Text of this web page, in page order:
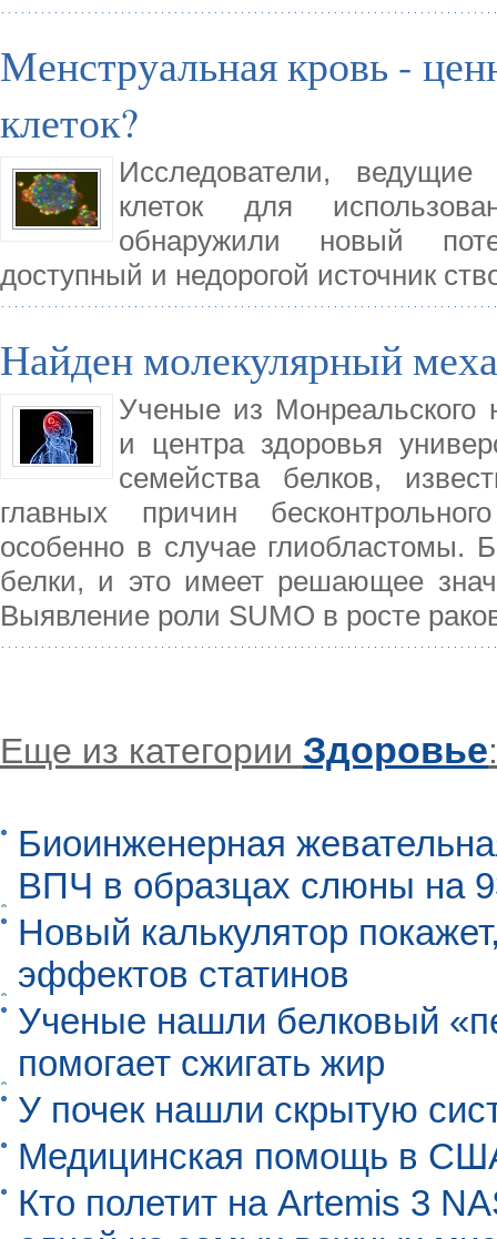
Менструальная кровь -
клеток?
Исследователи,
клеток для
обнаружили новый
доступный и недорогой источник
Найден молекулярный
Ученые из Монреальского
и центра здоровья
семейства белков,
главных причин
особенно в случае глиобластомы.
белки, и это имеет решающее
Выявление роли SUMO в росте
Еще из категории Здоровье:
Биоинженерная
ВПЧ в образцах слюны на
Новый калькулятор
эффектов статинов
Ученые нашли белковый
помогает сжигать жир
У почек нашли скрытую
Медицинская помощь в
Кто полетит на Artemis 3